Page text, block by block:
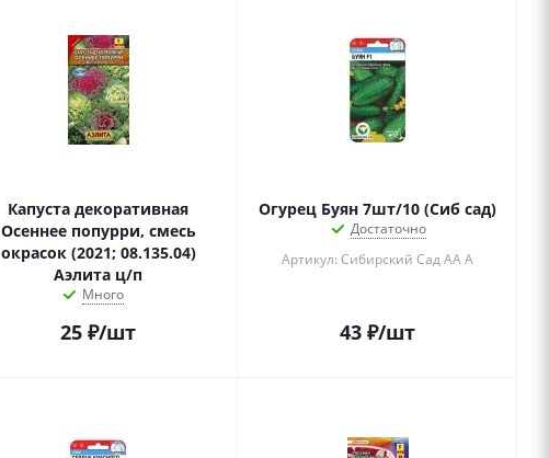
Капуста декоративная
Осеннее попурри, смесь
окрасок (2021; 08.135.04)
Аэлита ц/п
Много
25 ₽/шт
Огурец Буян 7шт/10 (Сиб сад)
Достаточно
Артикул: Сибирский Сад АА А
43 ₽/шт